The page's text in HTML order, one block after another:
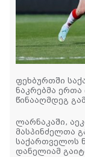
ფეხბურთში
ნაკრებმა ერთა
წინააღმდეგ
ლარნაკაში,
მასპინძელთა
საქართველოს
დანელიამ